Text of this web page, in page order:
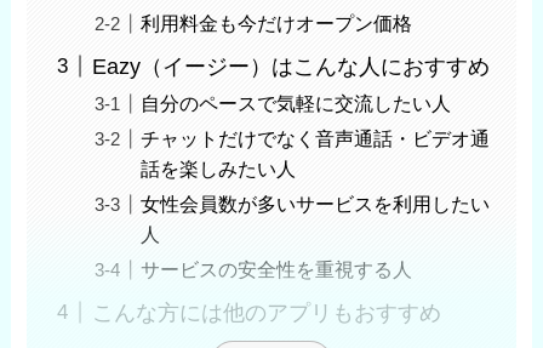
利用料金も今だけオープン価格
Eazy（イージー）はこんな人におすすめ
自分のペースで気軽に交流したい人
チャットだけでなく音声通話・ビデオ通
話を楽しみたい人
女性会員数が多いサービスを利用したい
人
サービスの安全性を重視する人
こんな方には他のアプリもおすすめ